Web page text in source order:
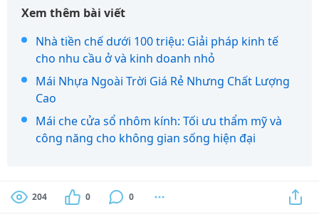
Xem thêm bài viết
Nhà tiền chế dưới 100 triệu: Giải pháp kinh tế
cho nhu cầu ở và kinh doanh nhỏ
Mái Nhựa Ngoài Trời Giá Rẻ Nhưng Chất Lượng
Cao
Mái che cửa sổ nhôm kính: Tối ưu thẩm mỹ và
công năng cho không gian sống hiện đại
204 0 0